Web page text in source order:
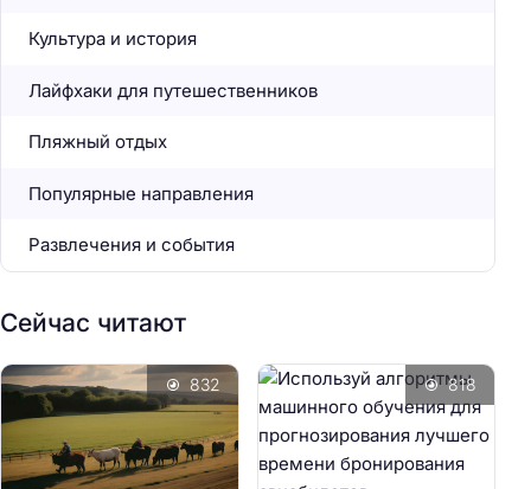
Культура и история
Лайфхаки для путешественников
Пляжный отдых
Популярные направления
Развлечения и события
Сейчас читают
832 818